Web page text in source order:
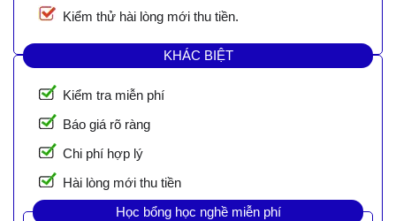
Kiểm thử hài lòng mới thu tiền.
KHÁC BIỆT
Kiểm tra miễn phí
Báo giá rõ ràng
Chi phí hợp lý
Hài lòng mới thu tiền
Học bổng học nghề miễn phí